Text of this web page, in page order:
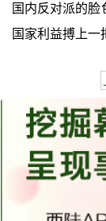
国内反对派的
国家利益搏上一